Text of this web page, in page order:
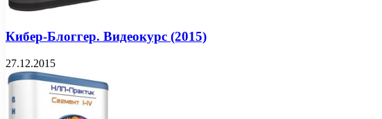
Кибер-Блоггер. Видеокурс (2015)
27.12.2015